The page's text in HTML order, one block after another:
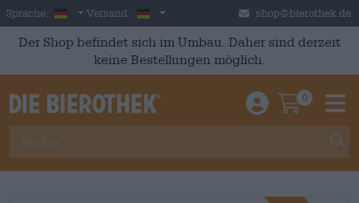
Skip to main content
Sprache: German
Versand: Deutschland shop@bierothek.de
Der Shop befindet sich im Umbau. Daher sind derzeit
keine Bestellungen möglich.
Einloggen /
0